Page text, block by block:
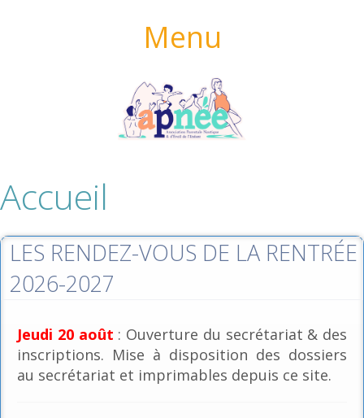
Menu
Accueil
LES RENDEZ-VOUS DE LA RENTRÉE
2026-2027
Jeudi 20 août : Ouverture du secrétariat & des
inscriptions. Mise à disposition des dossiers
au secrétariat et imprimables depuis ce site.